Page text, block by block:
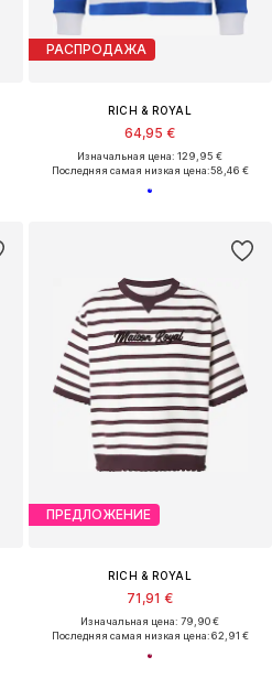
РАСПРОДАЖА
RICH & ROYAL
64,95 €
Изначальная цена: 129,95 €
Последняя самая низкая цена:58,46 €
ПРЕДЛОЖЕНИЕ
RICH & ROYAL
71,91 €
Изначальная цена: 79,90 €
Последняя самая низкая цена:62,91 €